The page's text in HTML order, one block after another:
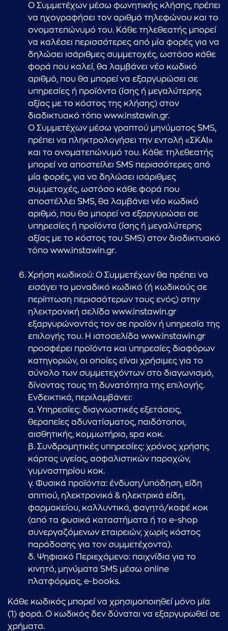
O Συμμετέχων μέσω φωνητικής κλήσης, πρέπει
να ηχογραφήσει τον αριθμό τηλεφώνου και το
ονοματεπώνυμό του. Κάθε τηλεθεατής μπορεί
να καλέσει περισσότερες από μία φορές για να
δηλώσει ισάριθμες συμμετοχές, ωστόσο κάθε
φορά που καλεί, θα λαμβάνει νέο κωδικό
αριθμό, που θα μπορεί να εξαργυρώσει σε
υπηρεσίες ή προϊόντα (ίσης ή μεγαλύτερης
αξίας με το κόστος της κλήσης) στον
διαδικτυακό τόπο www.instawin.gr.
O Συμμετέχων μέσω γραπτού μηνύματος SMS,
πρέπει να πληκτρολογήσει την εντολή «ΣΚΑΙ»
και το ονοματεπώνυμό του. Κάθε τηλεθεατής
μπορεί να αποστείλει SMS περισσότερες από
μία φορές, για να δηλώσει ισάριθμες
συμμετοχές, ωστόσο κάθε φορά που
αποστέλλει SMS, θα λαμβάνει νέο κωδικό
αριθμό, που θα μπορεί να εξαργυρώσει σε
υπηρεσίες ή προϊόντα (ίσης ή μεγαλύτερης
αξίας με το κόστος του SMS) στον διαδικτυακό
τόπο www.instawin.gr.
Χρήση κωδικού: Ο Συμμετέχων θα πρέπει να
εισάγει το μοναδικό κωδικό (ή κωδικούς σε
περίπτωση περισσότερων τους ενός) στην
ηλεκτρονική σελίδα www.instawin.gr
εξαργυρώνοντάς τον σε προϊόν ή υπηρεσία της
επιλογής του. Η ιστοσελίδα www.instawin.gr
προσφέρει προϊόντα και υπηρεσίες διαφόρων
κατηγοριών, οι οποίες είναι χρήσιμες για το
σύνολο των συμμετεχόντων στο διαγωνισμό,
δίνοντας τους τη δυνατότητα της επιλογής.
Ενδεικτικά, περιλαμβάνει:
α. Υπηρεσίες: διαγνωστικές εξετάσεις,
θεραπείες αδυνατίσματος, παιδότοποι,
αισθητικής, κομμωτήρια, spa κοκ.
β. Συνδρομητικές υπηρεσίες: χρόνος χρήσης
κάρτας υγείας, ασφαλιστικών παροχών,
γυμναστηρίου κοκ.
γ. Φυσικά προϊόντα: ένδυση/υπόδηση, είδη
σπιτιού, ηλεκτρονικά & ηλεκτρικά είδη,
φαρμακείου, καλλυντικά, φαγητό/καφέ κοκ
(από τα φυσικά καταστήματα ή το e-shop
συνεργαζόμενων εταιρειών, χωρίς κόστος
παράδοσης για τον συμμετέχοντα).
δ. Ψηφιακό Περιεχόμενο: παιχνίδια για το
κινητό, μηνύματα SMS μέσω online
πλατφόρμας, e-books.
Κάθε κωδικός μπορεί να χρησιμοποιηθεί μόνο μία
(1) φορά. Ο κωδικός δεν δύναται να εξαργυρωθεί σε
χρήματα.